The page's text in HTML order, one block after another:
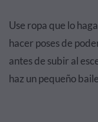
Use ropa que lo
hacer poses de
antes de subir al
haz un pequeño